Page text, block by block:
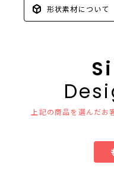
形状素材について
上記の商品を選んだお